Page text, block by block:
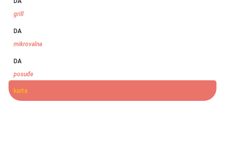
grill
DA
mikrovalna
DA
posuđe
karta